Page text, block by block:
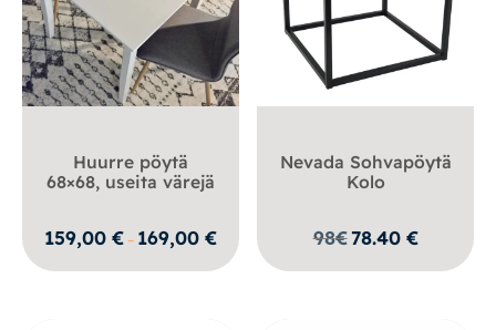
Huurre pöytä
68×68, useita värejä
159,00 € – 169,00 €Hintaluokka:
159,00 €
Nevada Sohvapöytä
Kolo
98€78.40 €